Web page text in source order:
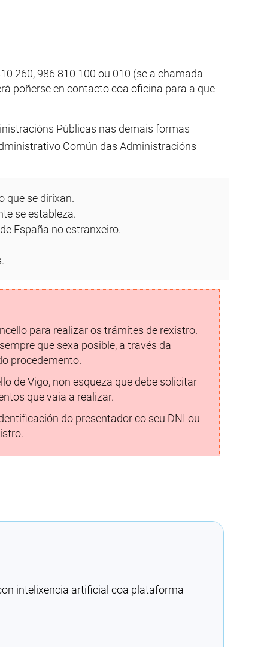
260, 986 810 100 ou 010 (se a chamada
poñerse en contacto coa oficina para a que
Públicas nas demais formas
Común das Administracións
que se dirixan.
se estableza.
España no estranxeiro.
para realizar os trámites de rexistro.
que sexa posible, a través da
procedemento.
de Vigo, non esqueza que debe solicitar
que vaia a realizar.
do presentador co seu DNI ou
intelixencia artificial coa plataforma